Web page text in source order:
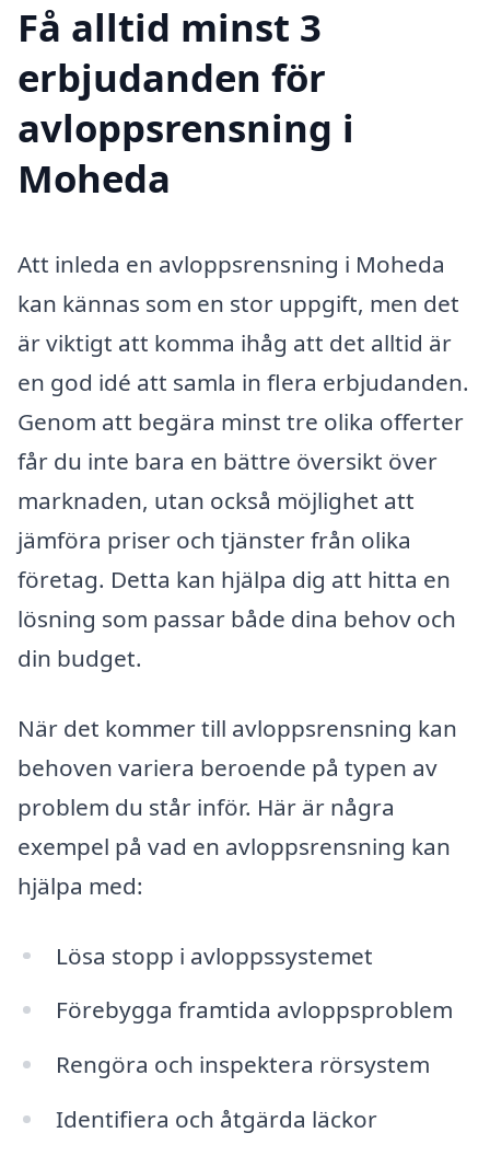
Få alltid minst 3
erbjudanden för
avloppsrensning i
Moheda
Att inleda en avloppsrensning i Moheda
kan kännas som en stor uppgift, men det
är viktigt att komma ihåg att det alltid är
en god idé att samla in flera erbjudanden.
Genom att begära minst tre olika offerter
får du inte bara en bättre översikt över
marknaden, utan också möjlighet att
jämföra priser och tjänster från olika
företag. Detta kan hjälpa dig att hitta en
lösning som passar både dina behov och
din budget.
När det kommer till avloppsrensning kan
behoven variera beroende på typen av
problem du står inför. Här är några
exempel på vad en avloppsrensning kan
hjälpa med:
Lösa stopp i avloppssystemet
Förebygga framtida avloppsproblem
Rengöra och inspektera rörsystem
Identifiera och åtgärda läckor